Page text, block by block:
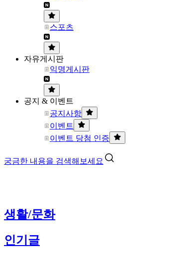
스포츠
자유게시판
익명게시판
공지 & 이벤트
공지사항
이벤트
이벤트 당첨 인증
궁금한 내용을 검색해보세요
생활/문화
인기글